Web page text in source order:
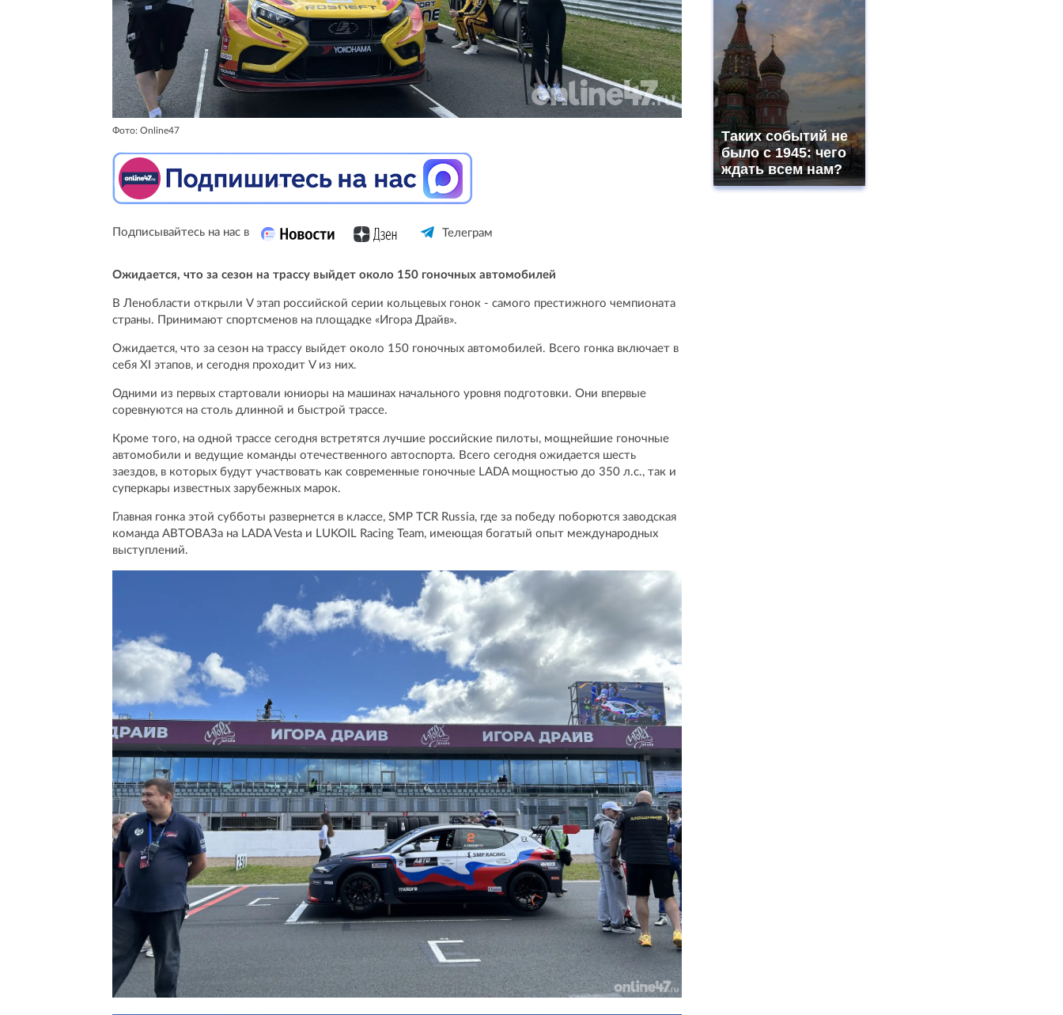
Фото: Online47
Подписывайтесь на нас в Телеграм
Ожидается, что за сезон на трассу выйдет около 150 гоночных автомобилей
В Ленобласти открыли V этап российской серии кольцевых гонок - самого престижного чемпионата
страны. Принимают спортсменов на площадке «Игора Драйв».
Ожидается, что за сезон на трассу выйдет около 150 гоночных автомобилей. Всего гонка включает в
себя XI этапов, и сегодня проходит V из них.
Одними из первых стартовали юниоры на машинах начального уровня подготовки. Они впервые
соревнуются на столь длинной и быстрой трассе.
Кроме того, на одной трассе сегодня встретятся лучшие российские пилоты, мощнейшие гоночные
автомобили и ведущие команды отечественного автоспорта. Всего сегодня ожидается шесть
заездов, в которых будут участвовать как современные гоночные LADA мощностью до 350 л.с., так и
суперкары известных зарубежных марок.
Главная гонка этой субботы развернется в классе, SMP TCR Russia, где за победу поборются заводская
команда АВТОВАЗа на LADA Vesta и LUKOIL Racing Team, имеющая богатый опыт международных
выступлений.
Таких событий не
было с 1945: чего
ждать всем нам?